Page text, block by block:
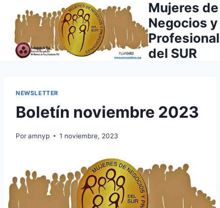
contenido
Mujeres de
Negocios y
del SUR
NEWSLETTER
Boletín noviembre 2023
Poramnyp 1 noviembre, 2023